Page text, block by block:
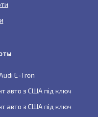
E-Tron
авто з США під ключ
авто з США під ключ